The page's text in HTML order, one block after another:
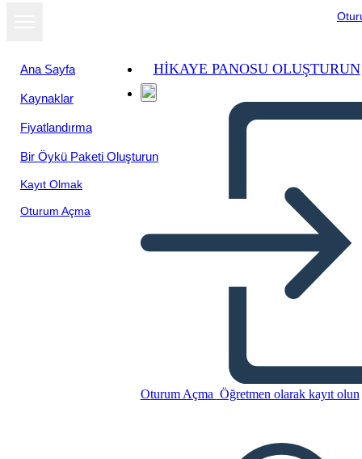
Ana Sayfa
Kaynaklar
Fiyatlandırma
Bir Öykü Paketi Oluşturun
Kayıt Olmak
Oturum Açma
HIKAYE PANOSU OLUŞTURUN
Oturum Açma Öğretmen olarak kayıt olun